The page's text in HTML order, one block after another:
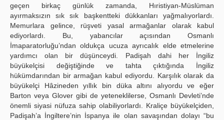
geçen birkaç günlük zamanda, Hıristiyan-Müslüman
ayırmaksızın sık sık başkentteki dükkanları yağmalıyorlardı.
Memurlara gelince, rüşveti yasal armağanlar olarak kabul
ediyorlardı. Bu, yabancılar açısından Osmanlı
İmaparatorluğu’ndan oldukça ucuza ayrıcalık elde etmelerine
yardımcı olan bir düşünceydi. Padişah dahi her İngiliz
büyükelçisi değiştiğinde ve tahta çıktığında İngiliz
hükümdarından bir armağan kabul ediyordu. Karşılık olarak da
büyükelçi Hâzineden yıllık bin düka altını alıyordu ve eğer
Barton veya Glover gibi de yeteneklilerse, Osmanlı Devleti’nde
önemli siyasi nüfuza sahip olabiliyorlardı. Kraliçe büyükelçiden,
Padişah’a İngiltere’nin İspanya ile olan savaşından dolayı “bu